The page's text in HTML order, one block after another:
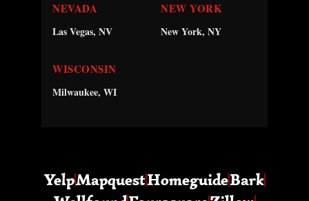
NEVADA
Las Vegas, NV
NEW YORK
New York, NY
WISCONSIN
Milwaukee, WI
YelpMapquestHomeguideBark